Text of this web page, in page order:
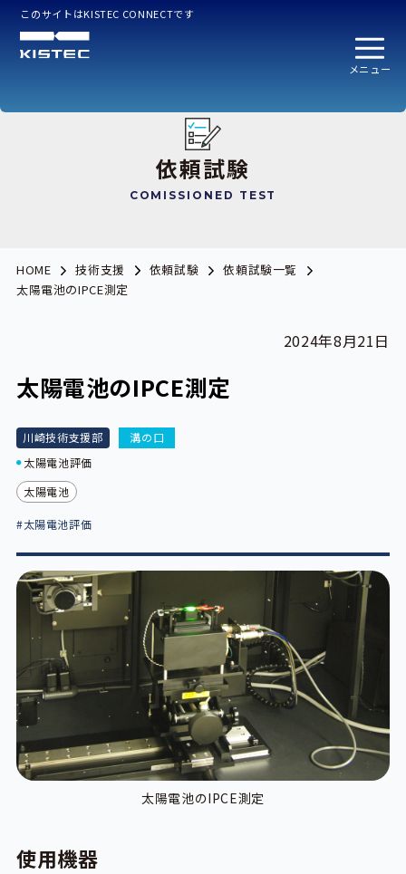
このサイトはKISTEC CONNECTです
メニュー
依頼試験
COMISSIONED TEST
HOME 技術支援 依頼試験
依頼試験一覧
太陽電池のIPCE測定
2024年8月21日
太陽電池のIPCE測定
川崎技術支援部
溝の口
太陽電池評価
太陽電池
#太陽電池評価
太陽電池のIPCE測定
使用機器